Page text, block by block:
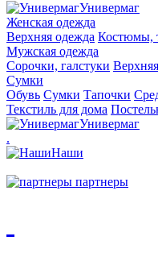
Универмаг
Женская одежда
Верхняя одежда Костюмы,
Мужская одежда
Сорочки, галстуки
Сумки
Обувь Сумки Тапочки
Текстиль для дома
Универмаг
.
Наши
партнеры